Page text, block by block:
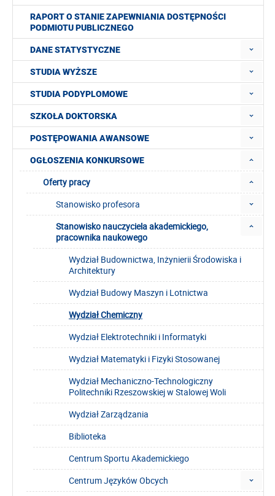
RAPORT O STANIE ZAPEWNIANIA DOSTĘPNOŚCI
PODMIOTU PUBLICZNEGO
DANE STATYSTYCZNE
STUDIA WYŻSZE
STUDIA PODYPLOMOWE
SZKOŁA DOKTORSKA
POSTĘPOWANIA AWANSOWE
OGŁOSZENIA KONKURSOWE
Oferty pracy
Stanowisko profesora
Stanowisko nauczyciela akademickiego,
pracownika naukowego
Wydział Budownictwa, Inżynierii Środowiska i
Architektury
Wydział Budowy Maszyn i Lotnictwa
Wydział Chemiczny
Wydział Elektrotechniki i Informatyki
Wydział Matematyki i Fizyki Stosowanej
Wydział Mechaniczno-Technologiczny
Politechniki Rzeszowskiej w Stalowej Woli
Wydział Zarządzania
Biblioteka
Centrum Sportu Akademickiego
Centrum Języków Obcych